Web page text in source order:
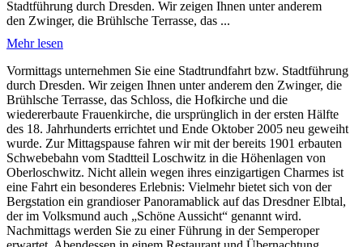
Stadtführung durch Dresden. Wir zeigen Ihnen unter anderem
den Zwinger, die Brühlsche Terrasse, das ...
Mehr lesen
Vormittags unternehmen Sie eine Stadtrundfahrt bzw. Stadtführung
durch Dresden. Wir zeigen Ihnen unter anderem den Zwinger, die
Brühlsche Terrasse, das Schloss, die Hofkirche und die
wiedererbaute Frauenkirche, die ursprünglich in der ersten Hälfte
des 18. Jahrhunderts errichtet und Ende Oktober 2005 neu geweiht
wurde. Zur Mittagspause fahren wir mit der bereits 1901 erbauten
Schwebebahn vom Stadtteil Loschwitz in die Höhenlagen von
Oberloschwitz. Nicht allein wegen ihres einzigartigen Charmes ist
eine Fahrt ein besonderes Erlebnis: Vielmehr bietet sich von der
Bergstation ein grandioser Panoramablick auf das Dresdner Elbtal,
der im Volksmund auch „Schöne Aussicht“ genannt wird.
Nachmittags werden Sie zu einer Führung in der Semperoper